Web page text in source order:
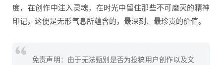
度，在创作中注入灵魂，在时光中留住那些不可磨灭的精神
印记，这便是无形气息所蕴含的，最深刻、最珍贵的价值。
免责声明：由于无法甄别是否为投稿用户创作以及文